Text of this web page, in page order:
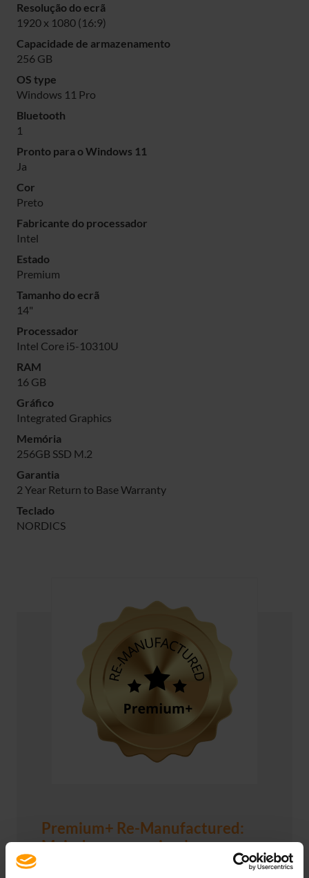
Resolução do ecrã
1920 x 1080 (16:9)
Capacidade de armazenamento
256 GB
OS type
Windows 11 Pro
Bluetooth
1
Pronto para o Windows 11
Ja
Cor
Preto
Fabricante do processador
Intel
Estado
Premium
Tamanho do ecrã
14"
Processador
Intel Core i5-10310U
RAM
16 GB
Gráfico
Integrated Graphics
Memória
256GB SSD M.2
Garantia
2 Year Return to Base Warranty
Teclado
NORDICS
Premium+ Re-Manufactured:
Mais do que um simples